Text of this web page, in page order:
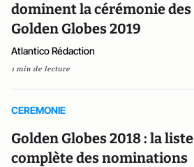
dominent la cérémonie des
Golden Globes 2019
Atlantico Rédaction
1 min de lecture
CEREMONIE
Golden Globes 2018 : la liste
complète des nominations